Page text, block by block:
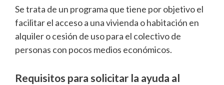
Se trata de un programa que tiene por objetivo el
facilitar el acceso a una vivienda o habitación en
alquiler o cesión de uso para el colectivo de
personas con pocos medios económicos.
Requisitos para solicitar la ayuda al